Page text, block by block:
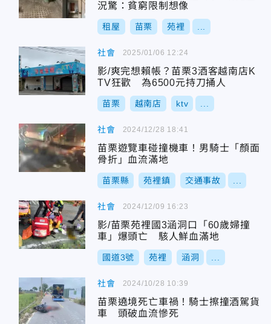
況驚：貧窮限制想像
租屋 苗栗 苑裡
社會
影/爽完想賴帳？苗栗3酒客越南店K
TV狂歡 為6500元持刀捅人
苗栗 越南店 ktv
2025/01/06 12:24
社會
苗栗遊覽車碰撞機車！男騎士「顏面
骨折」血流滿地
苗栗縣 苑裡鎮 交通事故
2024/12/28 18:41
社會
影/苗栗苑裡國3涵洞口「60歲婦撞
車」爆頭亡 駭人鮮血滿地
國道3號 苑裡 涵洞
2024/12/09 16:23
社會
苗栗遶境死亡車禍！騎士擦撞酒駕貨
車 頭破血流慘死
2024/10/28 10:39